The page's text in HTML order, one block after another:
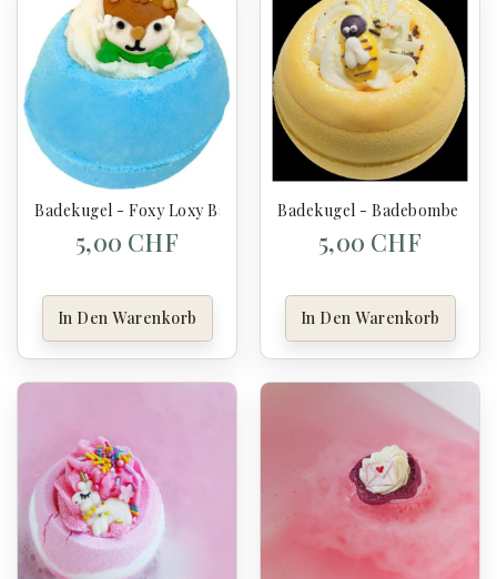
Badekugel - Foxy Loxy Bath Blaster - Bomb Cosmetics
5,00 CHF
In Den Warenkorb
Badekugel - Badebombe
5,00 CHF
In Den Warenkorb